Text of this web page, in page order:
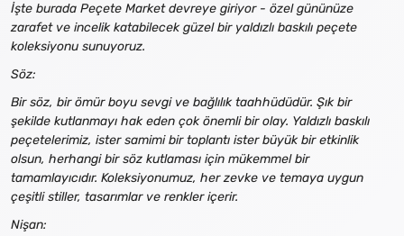
İşte burada Peçete Market devreye giriyor - özel gününüze
zarafet ve incelik katabilecek güzel bir yaldızlı baskılı peçete
koleksiyonu sunuyoruz.
Söz:
Bir söz, bir ömür boyu sevgi ve bağlılık taahhüdüdür. Şık bir
şekilde kutlanmayı hak eden çok önemli bir olay. Yaldızlı baskılı
peçetelerimiz, ister samimi bir toplantı ister büyük bir etkinlik
olsun, herhangi bir söz kutlaması için mükemmel bir
tamamlayıcıdır. Koleksiyonumuz, her zevke ve temaya uygun
çeşitli stiller, tasarımlar ve renkler içerir.
Nişan: